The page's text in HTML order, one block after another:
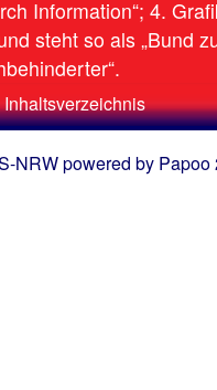
Inhaltsverzeichnis